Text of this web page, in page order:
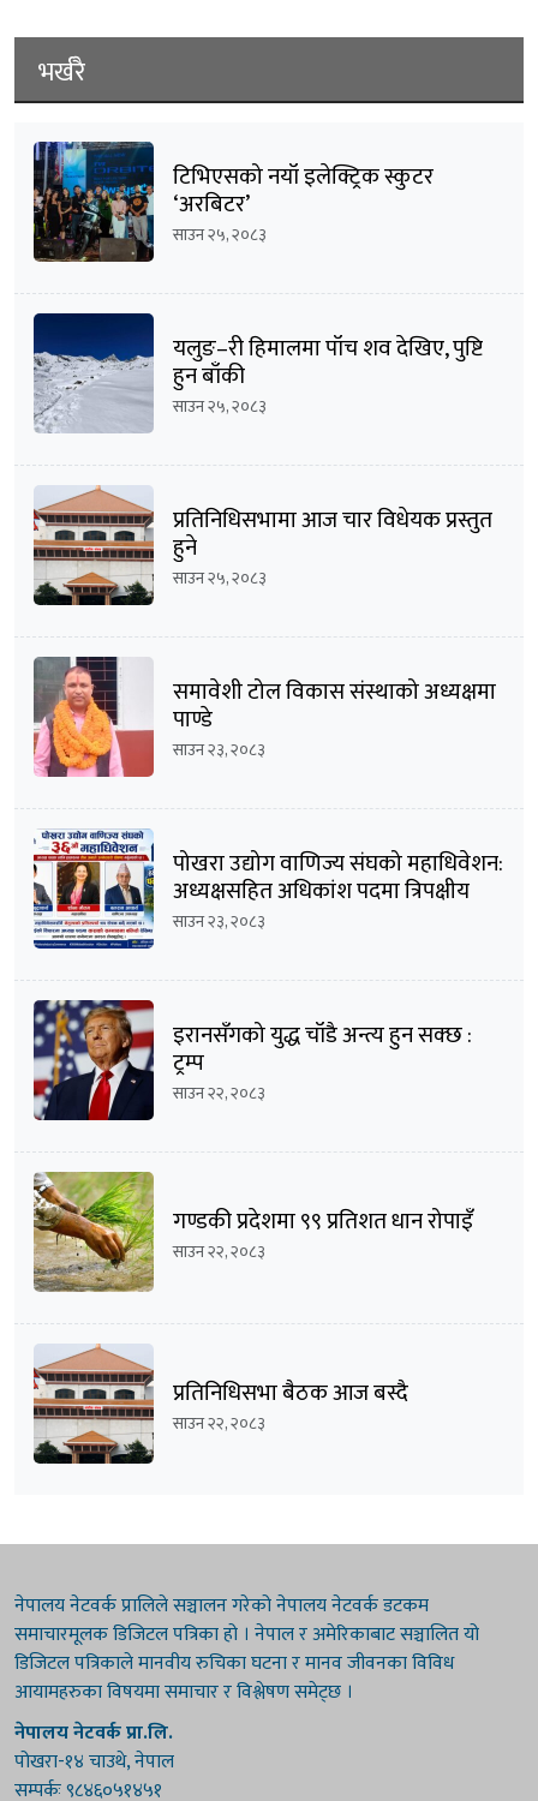
भर्खरै
टिभिएसको नयाँ इलेक्ट्रिक स्कुटर
‘अरबिटर’
साउन २५, २०८३
यलुङ–री हिमालमा पाँच शव देखिए, पुष्टि
हुन बाँकी
साउन २५, २०८३
प्रतिनिधिसभामा आज चार विधेयक प्रस्तुत
हुने
साउन २५, २०८३
समावेशी टोल विकास संस्थाको अध्यक्षमा
पाण्डे
साउन २३, २०८३
पोखरा उद्योग वाणिज्य संघको महाधिवेशन:
अध्यक्षसहित अधिकांश पदमा त्रिपक्षीय
भिडन्तको सम्भावना
साउन २३, २०८३
इरानसँगको युद्ध चाँडै अन्त्य हुन सक्छ :
ट्रम्प
साउन २२, २०८३
गण्डकी प्रदेशमा ९९ प्रतिशत धान रोपाइँ
साउन २२, २०८३
प्रतिनिधिसभा बैठक आज बस्दै
साउन २२, २०८३
नेपालय नेटवर्क प्रालिले सञ्चालन गरेको नेपालय नेटवर्क डटकम
समाचारमूलक डिजिटल पत्रिका हो । नेपाल र अमेरिकाबाट सञ्चालित यो
डिजिटल पत्रिकाले मानवीय रुचिका घटना र मानव जीवनका विविध
आयामहरुका विषयमा समाचार र विश्लेषण समेट्छ ।
नेपालय नेटवर्क प्रा.लि.
पोखरा-१४ चाउथे, नेपाल
सम्पर्कः ९८४६०५१४५१